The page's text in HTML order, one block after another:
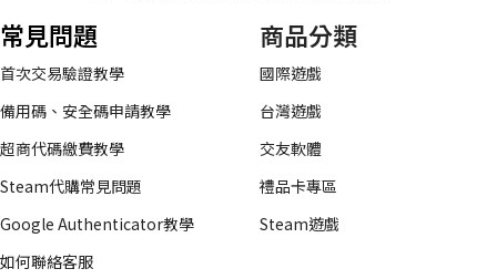
常見問題
首次交易驗證教學
備用碼、安全碼申請教學
超商代碼繳費教學
Steam代購常見問題
Google Authenticator教學
如何聯絡客服
商品分類
國際遊戲
台灣遊戲
交友軟體
禮品卡專區
Steam遊戲